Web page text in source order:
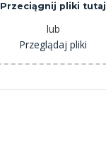
Przeciągnij pliki tutaj
lub
Przeglądaj pliki